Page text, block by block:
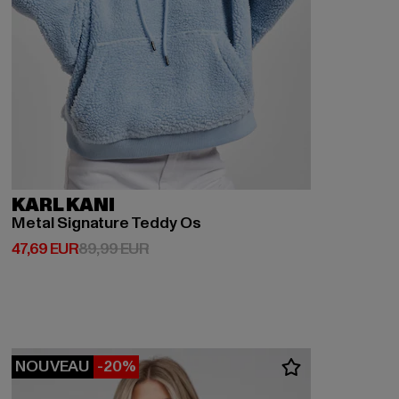
KARL KANI
Metal Signature Teddy Os
47,69 EUR
Prix courant: 47,69 EUR
89,99 EURPrix en promotion: 89,99 EUR
NOUVEAU -20%